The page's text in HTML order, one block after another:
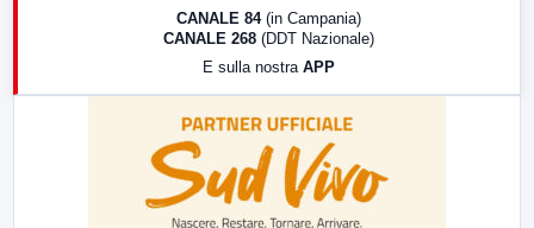
CANALE 84 (in Campania)
CANALE 268 (DDT Nazionale)
E sulla nostra APP